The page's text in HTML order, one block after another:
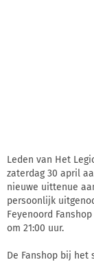
Leden van Het
zaterdag 30 april
nieuwe uittenue
persoonlijk
Feyenoord
om 21:00 uur.
De Fanshop bij het